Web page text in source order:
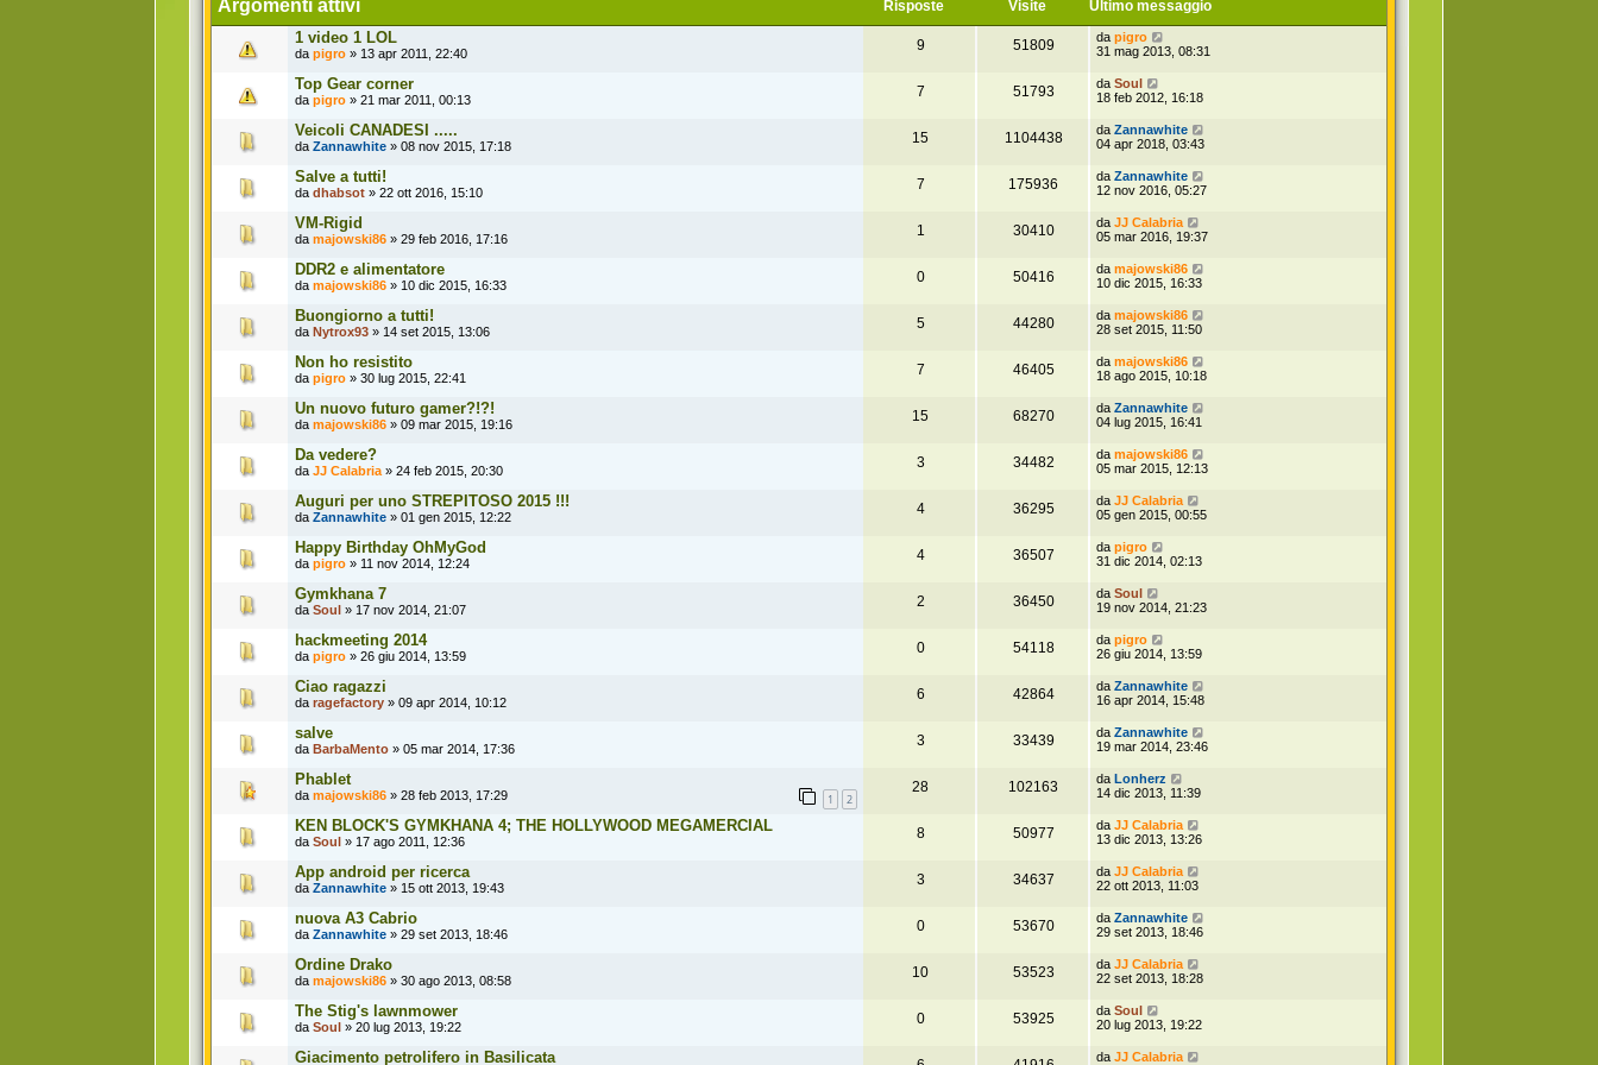
m
e
s
t
o
g
Argomenti attivi Risposte Visite Ultimo messaggio
1 video 1 LOL
da pigro » 13 apr 2011, 22:40 9 51809 da pigro
31 mag 2013, 08:31
Top Gear corner
da pigro » 21 mar 2011, 00:13 7 51793 da Soul
18 feb 2012, 16:18
Veicoli CANADESI .....
da Zannawhite » 08 nov 2015, 17:18 15 1104438 da Zannawhite
04 apr 2018, 03:43
Salve a tutti!
da dhabsot » 22 ott 2016, 15:10 7 175936 da Zannawhite
12 nov 2016, 05:27
VM-Rigid
da majowski86 » 29 feb 2016, 17:16 1 30410 da JJ Calabria
05 mar 2016, 19:37
DDR2 e alimentatore
da majowski86 » 10 dic 2015, 16:33 0 50416 da majowski86
10 dic 2015, 16:33
Buongiorno a tutti!
da Nytrox93 » 14 set 2015, 13:06 5 44280 da majowski86
28 set 2015, 11:50
Non ho resistito
da pigro » 30 lug 2015, 22:41 7 46405 da majowski86
18 ago 2015, 10:18
Un nuovo futuro gamer?!?!
da majowski86 » 09 mar 2015, 19:16 15 68270 da Zannawhite
04 lug 2015, 16:41
Da vedere?
da JJ Calabria » 24 feb 2015, 20:30 3 34482 da majowski86
05 mar 2015, 12:13
Auguri per uno STREPITOSO 2015 !!!
da Zannawhite » 01 gen 2015, 12:22 4 36295 da JJ Calabria
05 gen 2015, 00:55
Happy Birthday OhMyGod
da pigro » 11 nov 2014, 12:24 4 36507 da pigro
31 dic 2014, 02:13
Gymkhana 7
da Soul » 17 nov 2014, 21:07 2 36450 da Soul
19 nov 2014, 21:23
hackmeeting 2014
da pigro » 26 giu 2014, 13:59 0 54118 da pigro
26 giu 2014, 13:59
Ciao ragazzi
da ragefactory » 09 apr 2014, 10:12 6 42864 da Zannawhite
16 apr 2014, 15:48
salve
da BarbaMento » 05 mar 2014, 17:36 3 33439 da Zannawhite
19 mar 2014, 23:46
Phablet
da majowski86 » 28 feb 2013, 17:29 1 2
28 102163 da Lonherz
14 dic 2013, 11:39
KEN BLOCK'S GYMKHANA 4; THE HOLLYWOOD MEGAMERCIAL
da Soul » 17 ago 2011, 12:36 8 50977 da JJ Calabria
13 dic 2013, 13:26
App android per ricerca
da Zannawhite » 15 ott 2013, 19:43 3 34637 da JJ Calabria
22 ott 2013, 11:03
nuova A3 Cabrio
da Zannawhite » 29 set 2013, 18:46 0 53670 da Zannawhite
29 set 2013, 18:46
Ordine Drako
da majowski86 » 30 ago 2013, 08:58 10 53523 da JJ Calabria
22 set 2013, 18:28
The Stig's lawnmower
da Soul » 20 lug 2013, 19:22 0 53925 da Soul
20 lug 2013, 19:22
Giacimento petrolifero in Basilicata da JJ Calabria